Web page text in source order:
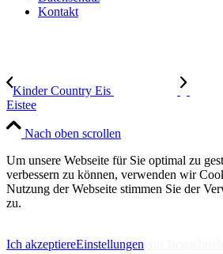
Kontakt
Kinder Country Eis
Eistee
Nach oben scrollen
Um unsere Webseite für Sie optimal zu
verbessern zu können, verwenden wir
Nutzung der Webseite stimmen Sie der
zu.
Ich akzeptiereEinstellungen